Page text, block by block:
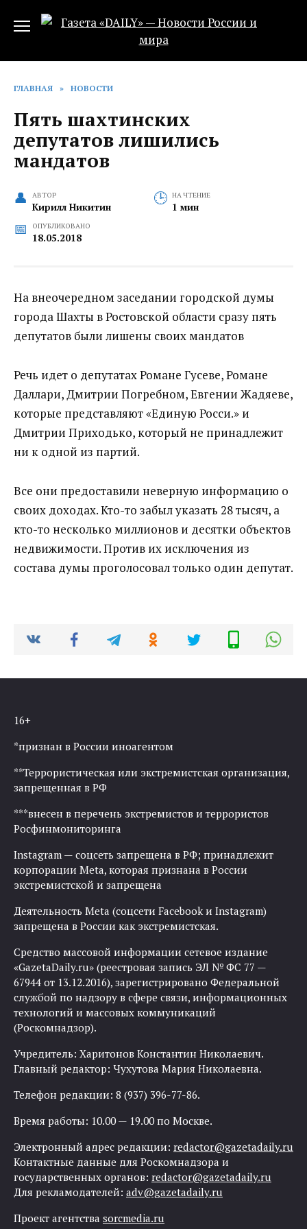
ГЛАВНАЯ » НОВОСТИ
Пять шахтинских
депутатов лишились
мандатов
АВТОР
Кирилл Никитин
НА ЧТЕНИЕ
1 мин
ОПУБЛИКОВАНО
18.05.2018
На внеочередном заседании городской думы
города Шахты в Ростовской области сразу пять
депутатов были лишены своих мандатов
Речь идет о депутатах Романе Гусеве, Романе
Даллари, Дмитрии Погребном, Евгении Жадяеве,
которые представляют «Единую Росси.» и
Дмитрии Приходько, который не принадлежит
ни к одной из партий.
Все они предоставили неверную информацию о
своих доходах. Кто-то забыл указать 28 тысяч, а
кто-то несколько миллионов и десятки объектов
недвижимости. Против их исключения из
состава думы проголосовал только один депутат.
16+
*признан в России иноагентом
**Террористическая или экстремистская организация,
запрещенная в РФ
***внесен в перечень экстремистов и террористов
Росфинмониторинга
Instagram — соцсеть запрещена в РФ; принадлежит
корпорации Meta, которая признана в России
экстремистской и запрещена
Деятельность Meta (соцсети Facebook и Instagram)
запрещена в России как экстремистская.
Средство массовой информации сетевое издание
«GazetaDaily.ru» (реестровая запись ЭЛ № ФС 77 —
67944 от 13.12.2016), зарегистрировано Федеральной
службой по надзору в сфере связи, информационных
технологий и массовых коммуникаций
(Роскомнадзор).
Учредитель: Харитонов Константин Николаевич.
Главный редактор: Чухутова Мария Николаевна.
Телефон редакции: 8 (937) 396-77-86.
Время работы: 10.00 — 19.00 по Москве.
Электронный адрес редакции: redactor@gazetadaily.ru
Контактные данные для Роскомнадзора и
государственных органов: redactor@gazetadaily.ru
Для рекламодателей: adv@gazetadaily.ru
Проект агентства sorcmedia.ru